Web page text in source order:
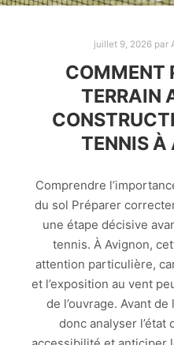
juillet 9, 2026par
COMMENT
TERRAIN
TENNIS À
Comprendre
du sol Préparer
une étape décisive
tennis. À Avignon,
attention particulière,
et l’exposition au vent
de l’ouvrage. Avant
donc analyser